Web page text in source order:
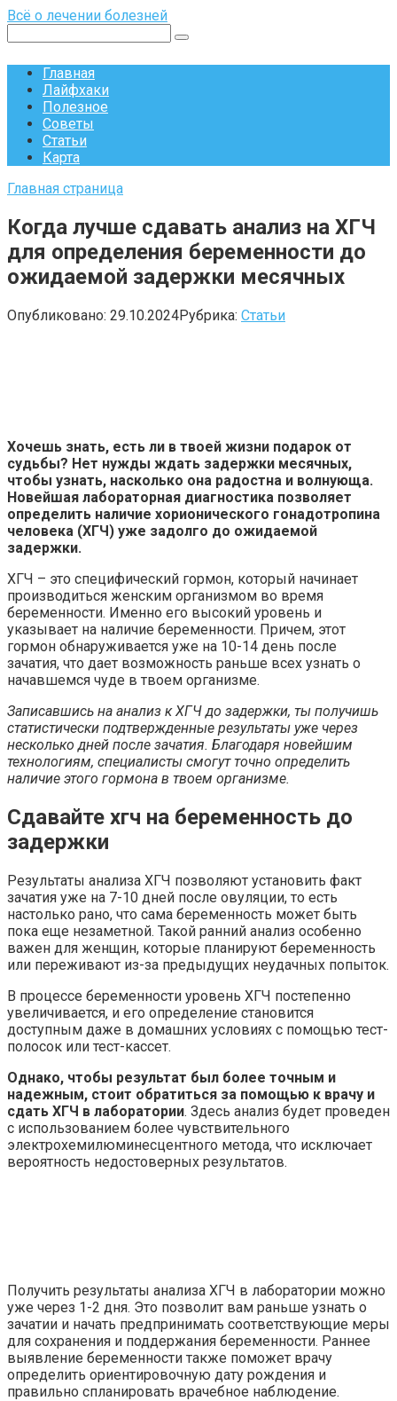
Перейти
контенту
Всё о лечении болезней
Главная
Лайфхаки
Полезное
Советы
Статьи
Карта
Главная страница
Когда лучше сдавать анализ на ХГЧ
для определения беременности до
ожидаемой задержки месячных
Опубликовано: 29.10.2024Рубрика: Статьи
Хочешь знать, есть ли в твоей жизни подарок от
судьбы? Нет нужды ждать задержки месячных,
чтобы узнать, насколько она радостна и волнующа.
Новейшая лабораторная диагностика позволяет
определить наличие хорионического гонадотропина
человека (ХГЧ) уже задолго до ожидаемой
задержки.
ХГЧ – это специфический гормон, который начинает
производиться женским организмом во время
беременности. Именно его высокий уровень и
указывает на наличие беременности. Причем, этот
гормон обнаруживается уже на 10-14 день после
зачатия, что дает возможность раньше всех узнать о
начавшемся чуде в твоем организме.
Записавшись на анализ к ХГЧ до задержки, ты получишь
статистически подтвержденные результаты уже через
несколько дней после зачатия. Благодаря новейшим
технологиям, специалисты смогут точно определить
наличие этого гормона в твоем организме.
Сдавайте хгч на беременность до
задержки
Результаты анализа ХГЧ позволяют установить факт
зачатия уже на 7-10 дней после овуляции, то есть
настолько рано, что сама беременность может быть
пока еще незаметной. Такой ранний анализ особенно
важен для женщин, которые планируют беременность
или переживают из-за предыдущих неудачных попыток.
В процессе беременности уровень ХГЧ постепенно
увеличивается, и его определение становится
доступным даже в домашних условиях с помощью тест-
полосок или тест-кассет.
Однако, чтобы результат был более точным и
надежным, стоит обратиться за помощью к врачу и
сдать ХГЧ в лаборатории. Здесь анализ будет проведен
с использованием более чувствительного
электрохемилюминесцентного метода, что исключает
вероятность недостоверных результатов.
Получить результаты анализа ХГЧ в лаборатории можно
уже через 1-2 дня. Это позволит вам раньше узнать о
зачатии и начать предпринимать соответствующие меры
для сохранения и поддержания беременности. Раннее
выявление беременности также поможет врачу
определить ориентировочную дату рождения и
правильно спланировать врачебное наблюдение.